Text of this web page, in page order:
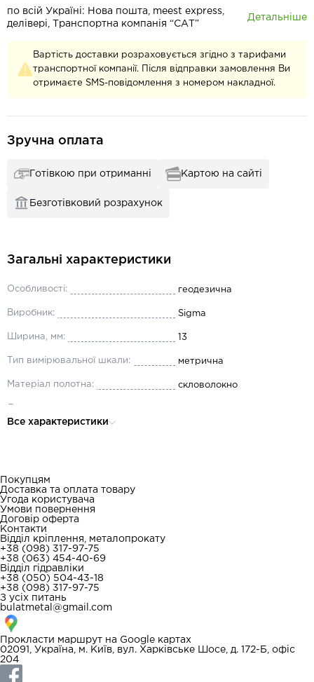
по всій Україні: Нова пошта, meest express,
делівері, Транспортна компанія “САТ”
Детальніше
Вартість доставки розраховується згідно з тарифами
транспортної компанії. Після відправки замовлення Ви
отримаєте SMS-повідомлення з номером накладної.
Зручна оплата
Готівкою при отриманні Картою на сайті
Безготівковий розрахунок
Загальні характеристики
Особливості: геодезична
Виробник: Sigma
Ширина, мм: 13
Тип вимірювальної шкали: метрична
Матеріал полотна: скловолокно
Все характеристики
Покупцям
Доставка та оплата товару
Угода користувача
Умови повернення
Договір оферта
Контакти
Відділ кріплення, металопрокату
+38 (098) 317-97-75
+38 (063) 454-40-69
Відділ гідравліки
+38 (050) 504-43-18
+38 (098) 317-97-75
З усіх питань
bulatmetal@gmail.com
Прокласти маршрут на Google картах
02091, Україна, м. Київ, вул. Харківське Шосе, д. 172-Б, офіс
204